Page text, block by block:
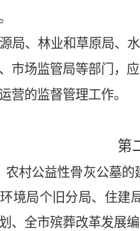
局、林业和草原局、
、市场监管局等部门，
营的监督管理工作。
第
农村公益性骨灰公墓的
环境局个旧分局、住建
、全市殡葬改革发展